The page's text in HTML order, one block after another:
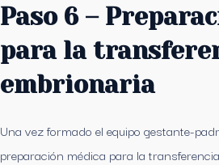
Paso 6 –
para la
embrionaria
Una vez formado el equipo gestante-
preparación médica para la